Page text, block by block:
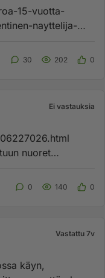
15-vuotta-
nayttelija-
30 202 0
Ei vastauksia
nuoret
0 140 0
Vastattu 7v